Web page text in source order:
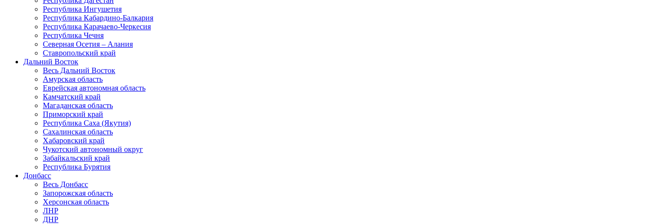
Республика Ингушетия
Республика Кабардино-Балкария
Республика Карачаево-Черкесия
Республика Чечня
Северная Осетия – Алания
Ставропольский край
Дальний Восток
Весь Дальний Восток
Амурская область
Еврейская автономная область
Камчатский край
Магаданская область
Приморский край
Республика Саха (Якутия)
Сахалинская область
Хабаровский край
Чукотский автономный округ
Забайкальский край
Республика Бурятия
Донбасс
Весь Донбасс
Запорожская область
Херсонская область
ЛНР
ДНР